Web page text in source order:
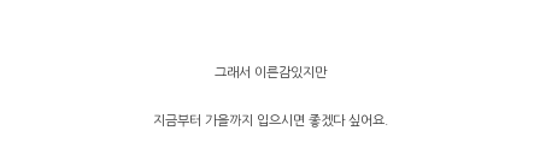
그래서 이른감있지만
지금부터 가을까지 입으시면 좋겠다 싶어요.